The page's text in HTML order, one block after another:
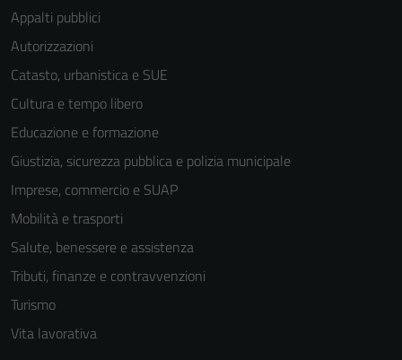
Appalti pubblici
Autorizzazioni
Catasto, urbanistica e SUE
Cultura e tempo libero
Educazione e formazione
Giustizia, sicurezza pubblica e polizia municipale
Imprese, commercio e SUAP
Mobilità e trasporti
Salute, benessere e assistenza
Tributi, finanze e contravvenzioni
Turismo
Vita lavorativa